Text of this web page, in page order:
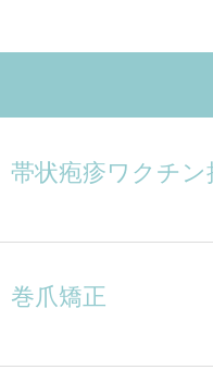
帯状疱疹ワクチン
巻爪矯正